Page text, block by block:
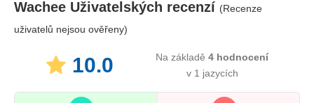
Wachee Uživatelských recenzí (Recenze
uživatelů nejsou ověřeny)
10.0 Na základě 4 hodnocení
v 1 jazycích